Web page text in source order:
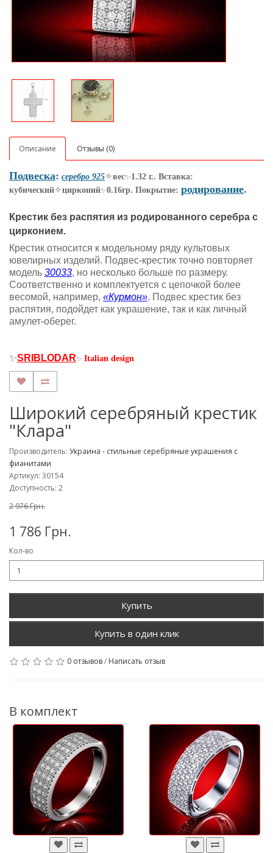
Описание Отзывы (0)
Подвеска: серебро 925✧вес✨1.32 г.. Вставка:
кубический✧цирконий✨0.16гр. Покрытие: родирование.
Крестик без распятия из родированного серебра с
цирконием.
Крестик относится к модельному ряду культовых
ювелирных изделий. Подвес-крестик точно повторяет
модель 30033, но несколько больше по размеру.
Соответственно и комплектуется с цепочкой более
весомой, например, «Курмон». Подвес крестик без
распятия, подойдет как украшение, так и как личный
амулет-оберег.
✨SRIBLODAR✨ Italian design
Широкий серебряный крестик
"Клара"
Производитель: Украина - стильные серебряные украшения с
фианитами
Артикул: 30154
Доступность: 2
2 976 Грн.
1 786 Грн.
Кол-во
Купить
0 отзывов/ Написать отзыв
В комплект